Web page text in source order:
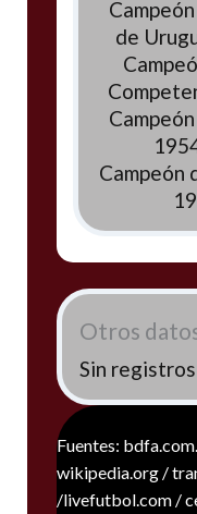
de
Campeón
Otros
Sin registros
Fuentes:
wikipedia.org /
/livefutbol.com /